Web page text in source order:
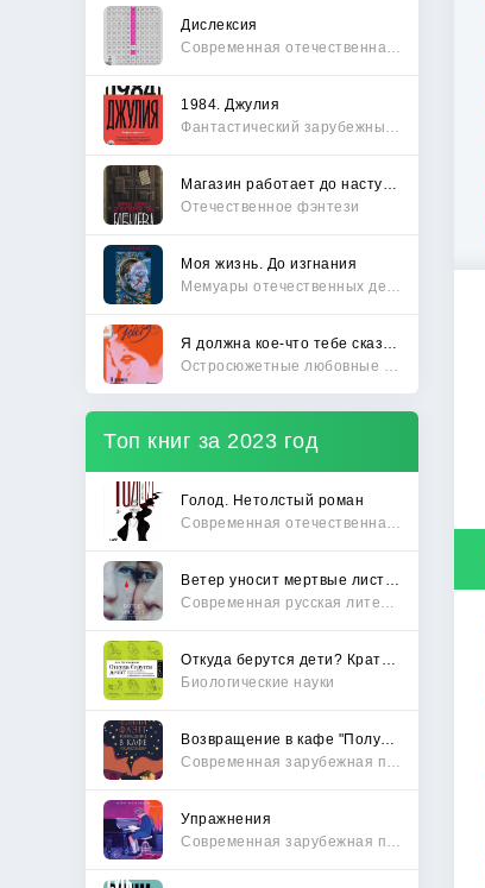
Дислексия
1984. Джулия
Отечественное фэнтези
Моя жизнь. До изгнания
Топ книг за 2023 год
Голод. Нетолстый роман
Биологические науки
Упражнения